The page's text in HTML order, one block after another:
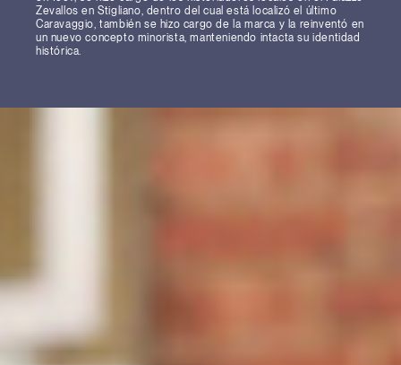
Zevallos en Stigliano, dentro del cual está localizó el último
Caravaggio, también se hizo cargo de la marca y la reinventó en
un nuevo concepto minorista, manteniendo intacta su identidad
histórica.